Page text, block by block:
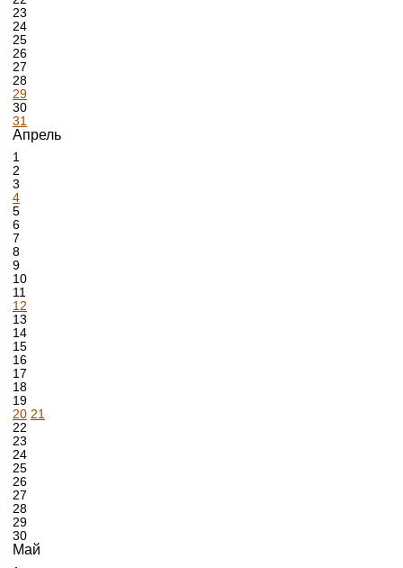
23
24
25
26
27
28
29
30
31
Апрель
1
2
3
4
5
6
7
8
9
10
11
12
13
14
15
16
17
18
19
20 21
22
23
24
25
26
27
28
29
30
Май